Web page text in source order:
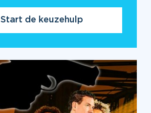
Start de keuzehulp